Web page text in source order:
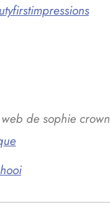
de sophie crown